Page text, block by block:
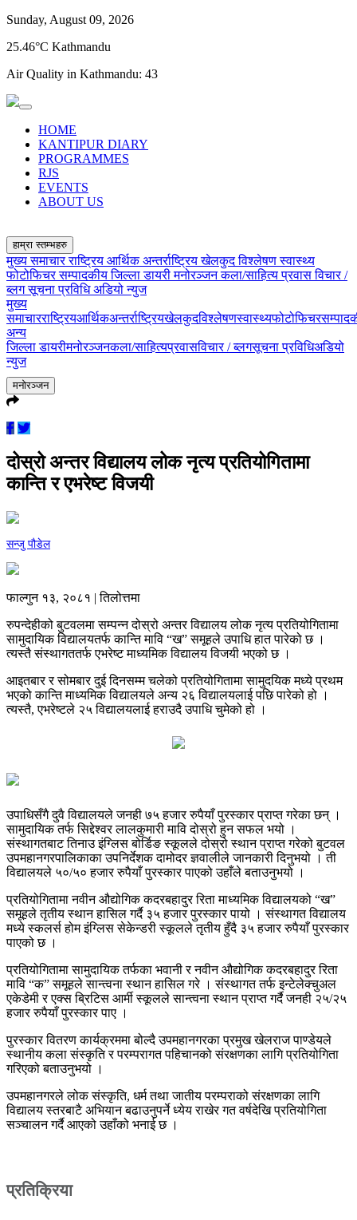
Sunday, August 09, 2026
25.46°C Kathmandu
Air Quality in Kathmandu: 43
HOME
KANTIPUR DIARY
PROGRAMMES
RJS
EVENTS
ABOUT US
हाम्रा स्तम्भहरु
मुख्य समाचारराष्ट्रिय आर्थिकअन्तर्राष्ट्रियखेलकुदविश्लेषणस्वास्थ्य
फोटोफिचरसम्पादकीयजिल्ला डायरीमनोरञ्जनकला/साहित्यप्रवासविचार /
ब्लगसूचना प्रविधिअडियो न्युज
मुख्य
समाचारराष्ट्रियआर्थिकअन्तर्राष्ट्रियखेलकुदविश्लेषणस्वास्थ्यफोटोफिचर
अन्य
जिल्ला डायरीमनोरञ्जनकला/साहित्यप्रवासविचार / ब्लगसूचना प्रविधिअडियो
न्युज
मनोरञ्जन
दोस्रो अन्तर विद्यालय लोक नृत्य प्रतियोगितामा
कान्ति र एभरेष्ट विजयी
सन्जु पौडेल
फाल्गुन १३, २०८१ | तिलोत्तमा
रुपन्देहीको बुटवलमा सम्पन्न दोस्रो अन्तर विद्यालय लोक नृत्य प्रतियोगितामा
सामुदायिक विद्यालयतर्फ कान्ति मावि “ख” समूहले उपाधि हात पारेको छ ।
त्यस्तै संस्थागततर्फ एभरेष्ट माध्यमिक विद्यालय विजयी भएको छ ।
आइतबार र सोमबार दुई दिनसम्म चलेको प्रतियोगितामा सामुदयिक मध्ये प्रथम
भएको कान्ति माध्यमिक विद्यालयले अन्य २६ विद्यालयलाई पछि पारेको हो ।
त्यस्तै, एभरेष्टले २५ विद्यालयलाई हराउदै उपाधि चुमेको हो ।
उपाधिसँगै दुवै विद्यालयले जनही ७५ हजार रुपैयाँ पुरस्कार प्राप्त गरेका छन् ।
सामुदायिक तर्फ सिद्देश्वर लालकुमारी मावि दोस्रो हुन सफल भयो ।
संस्थागतबाट तिनाउ इंग्लिस बोर्डिङ स्कूलले दोस्रो स्थान प्राप्त गरेको बुटवल
उपमहानगरपालिकाका उपनिर्देशक दामोदर ज्ञवालीले जानकारी दिनुभयो । ती
विद्यालयले ५०/५० हजार रुपैयाँ पुरस्कार पाएको उहाँले बताउनुभयो ।
प्रतियोगितामा नवीन औद्योगिक कदरबहादुर रिता माध्यमिक विद्यालयको “ख”
समूहले तृतीय स्थान हासिल गर्दै ३५ हजार पुरस्कार पायो । संस्थागत विद्यालय
मध्ये स्कलर्स होम इंग्लिस सेकेन्डरी स्कूलले तृतीय हुँदै ३५ हजार रुपैयाँ पुरस्कार
पाएको छ ।
प्रतियोगितामा सामुदायिक तर्फका भवानी र नवीन औद्योगिक कदरबहादुर रिता
मावि “क” समूहले सान्त्वना स्थान हासिल गरे । संस्थागत तर्फ इन्टेलेक्चुअल
एकेडेमी र एक्स ब्रिटिस आर्मी स्कूलले सान्त्वना स्थान प्राप्त गर्दै जनही २५/२५
हजार रुपैयाँ पुरस्कार पाए ।
पुरस्कार वितरण कार्यक्रममा बोल्दै उपमहानगरका प्रमुख खेलराज पाण्डेयले
स्थानीय कला संस्कृति र परम्परागत पहिचानको संरक्षणका लागि प्रतियोगिता
गरिएको बताउनुभयो ।
उपमहानगरले लोक संस्कृति, धर्म तथा जातीय परम्पराको संरक्षणका लागि
विद्यालय स्तरबाटै अभियान बढाउनुपर्ने ध्येय राखेर गत वर्षदेखि प्रतियोगिता
सञ्चालन गर्दै आएको उहाँको भनाई छ ।
प्रतिक्रिया